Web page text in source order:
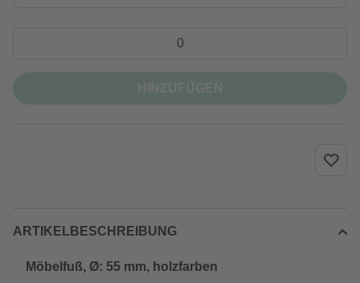
ARTIKELBESCHREIBUNG
Möbelfuß, Ø: 55 mm, holzfarben